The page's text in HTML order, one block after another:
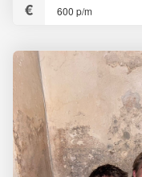
600 p/m